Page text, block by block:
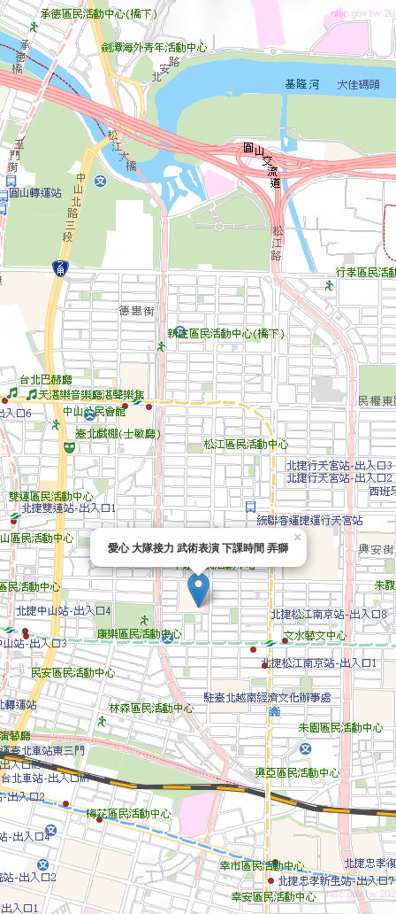
愛心 大隊接力 武術表演 下課時間 弄獅
×